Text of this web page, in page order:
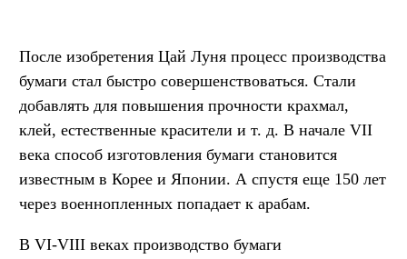
После изобретения Цай Луня процесс производства
бумаги стал быстро совершенствоваться. Стали
добавлять для повышения прочности крахмал,
клей, естественные красители и т. д. В начале VII
века способ изготовления бумаги становится
известным в Корее и Японии. А спустя еще 150 лет
через военнопленных попадает к арабам.
В VI-VIII веках производство бумаги